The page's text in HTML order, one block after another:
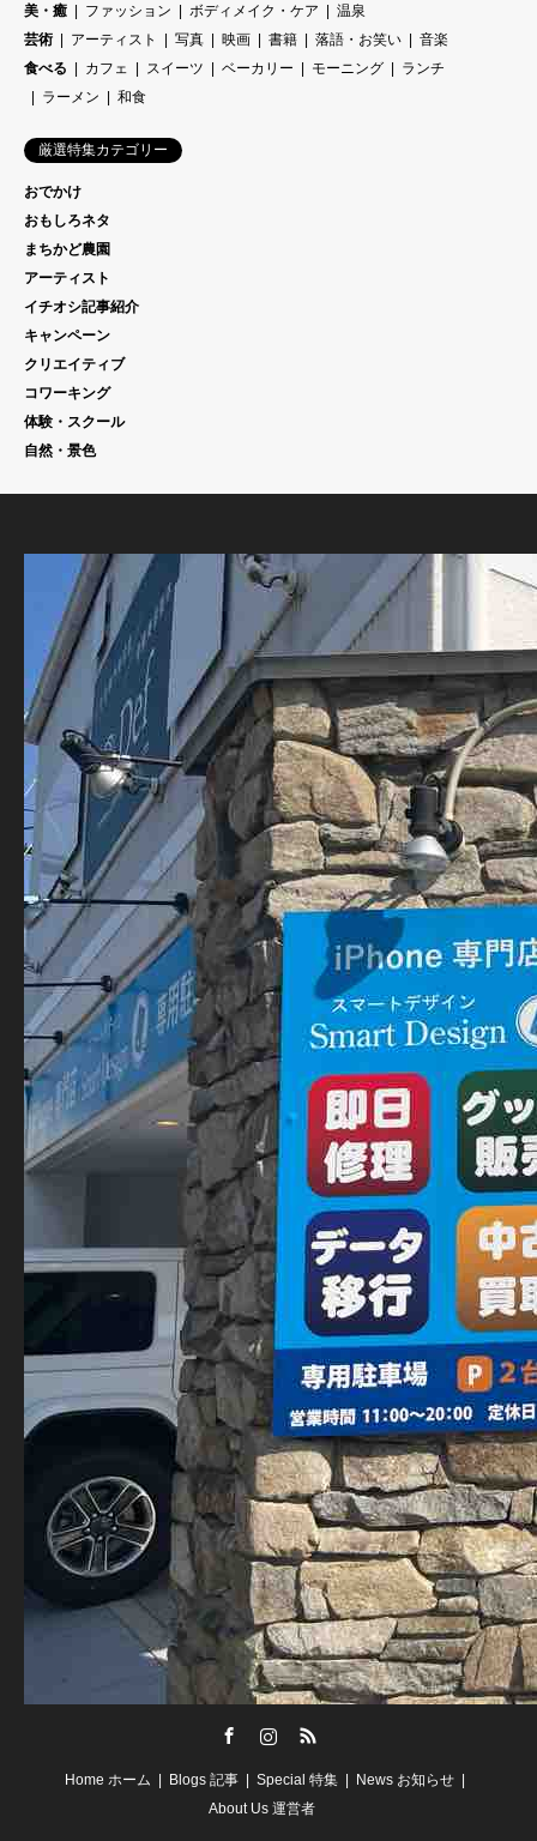
美・癒
ファッション ボディメイク・ケア
温泉
芸術
アーティスト 写真 映画 書籍 落語・お笑い
音楽
食べる
カフェ スイーツ ベーカリー モーニング
ランチ
ラーメン
和食
厳選特集カテゴリー
おでかけ
おもしろネタ
まちかど農園
アーティスト
イチオシ記事紹介
キャンペーン
クリエイティブ
コワーキング
体験・スクール
自然・景色
Home ホーム Blogs 記事 Special 特集
News お知らせ
About Us 運営者